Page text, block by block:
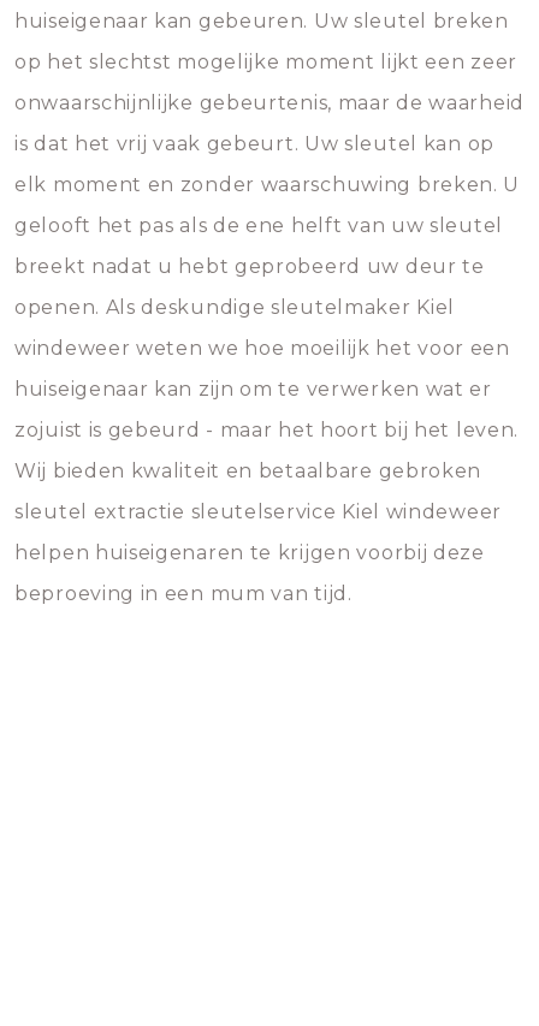
huiseigenaar kan gebeuren. Uw sleutel breken
op het slechtst mogelijke moment lijkt een zeer
onwaarschijnlijke gebeurtenis, maar de waarheid
is dat het vrij vaak gebeurt. Uw sleutel kan op
elk moment en zonder waarschuwing breken. U
gelooft het pas als de ene helft van uw sleutel
breekt nadat u hebt geprobeerd uw deur te
openen. Als deskundige sleutelmaker Kiel
windeweer weten we hoe moeilijk het voor een
huiseigenaar kan zijn om te verwerken wat er
zojuist is gebeurd - maar het hoort bij het leven.
Wij bieden kwaliteit en betaalbare gebroken
sleutel extractie sleutelservice Kiel windeweer
helpen huiseigenaren te krijgen voorbij deze
beproeving in een mum van tijd.